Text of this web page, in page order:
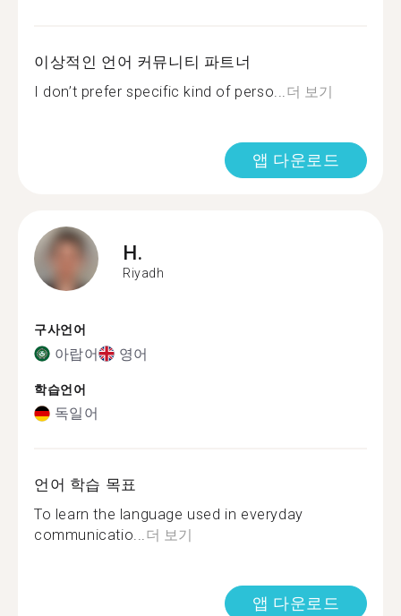
이상적인 언어 커뮤니티 파트너
I don’t prefer specific kind of perso...더 보기
앱 다운로드
H.
Riyadh
구사언어
아랍어 영어
학습언어
독일어
언어 학습 목표
To learn the language used in everyday
communicatio...더 보기
앱 다운로드